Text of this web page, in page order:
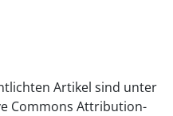
Artikel sind unter
Commons Attribution-